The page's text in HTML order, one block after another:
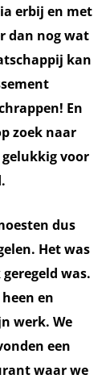
erbij en met
dan nog wat
kan
En
zoek naar
voor
dus
Het was
was.
en
werk. We
een
waar we